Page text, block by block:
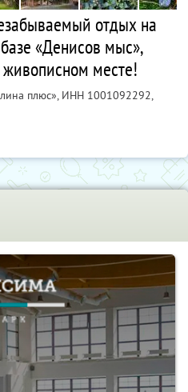
отдых на
«Денисов мыс»,
месте!
плюс», ИНН 1001092292,